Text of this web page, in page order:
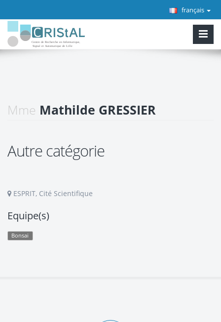
français
Mme Mathilde GRESSIER
Autre catégorie
ESPRIT, Cité Scientifique
Equipe(s)
Bonsai